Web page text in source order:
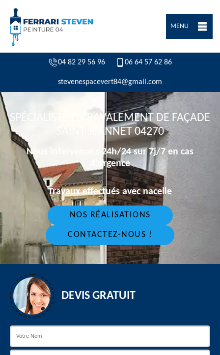
MENU
04 82 29 56 96 06 64 57 62 86
stevenespacevert84@gmail.com
SPÉCIALISTE EN RAVALEMENT DE FAÇADE
SAINT JEANNET 04270
Nous intervenons 24h/24 sur 7j/7 en cas
d'urgence
Travaux effectués avec nacelle
NOS RÉALISATIONS
CONTACTEZ-NOUS !
DEVIS GRATUIT